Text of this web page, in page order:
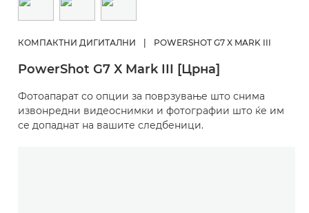
КОМПАКТНИ ДИГИТАЛНИ | POWERSHOT G7 X MARK III
PowerShot G7 X Mark III [Црна]
Фотоапарат со опции за поврзување што снима
извонредни видеоснимки и фотографии што ќе им
се допаднат на вашите следбеници.